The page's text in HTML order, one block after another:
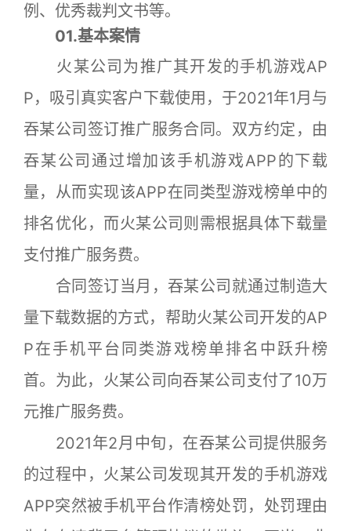
例、优秀裁判文书等。
01.基本案情
火某公司为推广其开发的手机游戏AP
P，吸引真实客户下载使用，于2021年1月与
吞某公司签订推广服务合同。双方约定，由
吞某公司通过增加该手机游戏APP的下载
量，从而实现该APP在同类型游戏榜单中的
排名优化，而火某公司则需根据具体下载量
支付推广服务费。
合同签订当月，吞某公司就通过制造大
量下载数据的方式，帮助火某公司开发的AP
P在手机平台同类游戏榜单排名中跃升榜
首。为此，火某公司向吞某公司支付了10万
元推广服务费。
2021年2月中旬，在吞某公司提供服务
的过程中，火某公司发现其开发的手机游戏
APP突然被手机平台作清榜处罚，处罚理由